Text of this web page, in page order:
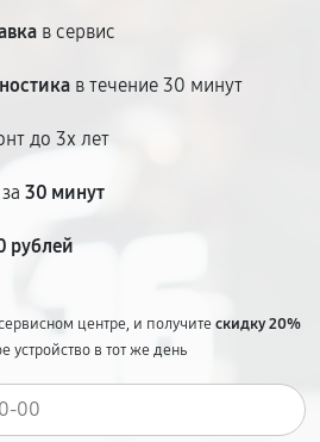
в сервис
в течение 30 минут
до 3х лет
30 минут
рублей
центре, и получитескидку 20%
устройство в тот же день